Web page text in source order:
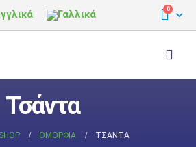
0
Τσάντα
SHOP ΟΜΟΡΦΙΆ ΤΣΆΝΤΑ